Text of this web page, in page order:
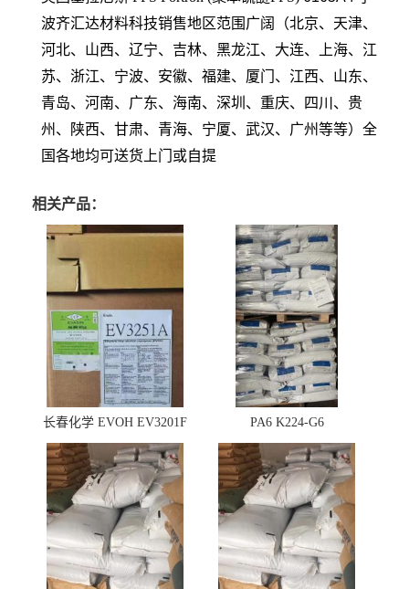
波齐汇达材料科技销售地区范围广阔（北京、天津、
河北、山西、辽宁、吉林、黑龙江、大连、上海、江
苏、浙江、宁波、安徽、福建、厦门、江西、山东、
青岛、河南、广东、海南、深圳、重庆、四川、贵
州、陕西、甘肃、青海、宁厦、武汉、广州等等）全
国各地均可送货上门或自提
相关产品：
长春化学 EVOH EV3201F PA6 K224-G6